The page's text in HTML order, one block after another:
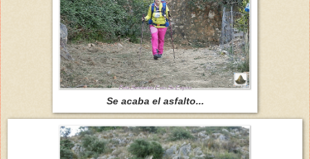
Se acaba el asfalto...